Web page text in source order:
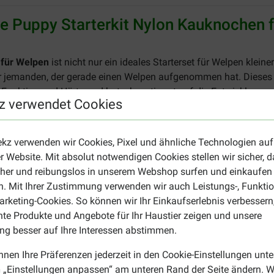
verwendet Cookies
verwenden wir Cookies, Pixel und ähnliche Technologien auf
Website. Mit absolut notwendigen Cookies stellen wir sicher,
und reibungslos in unserem Webshop surfen und einkaufen
Mit Ihrer Zustimmung verwenden wir auch Leistungs-,
Cookies. So können wir Ihr Einkaufserlebnis
Produkte und Angebote für Ihr Haustier zeigen und unsere
besser auf Ihre Interessen abstimmen.
Ihre Präferenzen jederzeit in den Cookie-Einstellungen
„Einstellungen anpassen“ am unteren Rand der Seite ändern.
Puppy Starterkit Nylon Kauknochen
Welpen ist nicht nur ein ideales Starterset für Welpen
der gerade einen Welpen aufgenommen hat.
und Härtegrad hat, abgestimmt auf die
Zähne Ihres Welpen gründlich zu reinigen. Dank der
empfindliche Gebiss junger Welpen. Der braune Knochen
den Zahnwechsel bereits hinter sich haben und somit
aus dem Starterkit und sorgt für langanhaltendes
die Verwendung vor dem Zahnwechsel gedacht. Nach dem
alle Zähne gewechselt hat.
Kauknochen für Welpen (Hühnergeschmack) günstig
den besten Preisen für unwiderstehliche Kausartikel für
Puppy Starterkit Nylon